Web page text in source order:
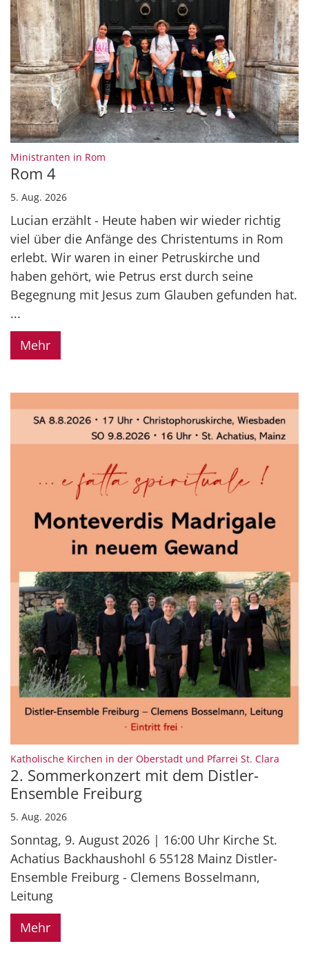
Ministranten in Rom
Rom 4
5. Aug. 2026
Lucian erzählt - Heute haben wir wieder richtig
viel über die Anfänge des Christentums in Rom
erlebt. Wir waren in einer Petruskirche und
haben gehört, wie Petrus erst durch seine
Begegnung mit Jesus zum Glauben gefunden hat.
...
Mehr
Katholische Kirchen in der Oberstadt und Pfarrei St. Clara
2. Sommerkonzert mit dem Distler-
Ensemble Freiburg
5. Aug. 2026
Sonntag, 9. August 2026 | 16:00 Uhr Kirche St.
Achatius Backhaushohl 6 55128 Mainz Distler-
Ensemble Freiburg - Clemens Bosselmann,
Leitung
Mehr